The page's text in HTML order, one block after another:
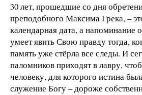
30 лет, прошедшие со дня
преподобного Максима Грека, –
календарная дата, а напоминание
умеет явить Свою правду тогда,
память уже стёрла все следы. И
паломников приходят в лавру,
человеку, для которого истина
служение Богу – дороже